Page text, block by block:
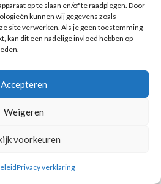
op te slaan en/of te raadplegen. Door
kunnen wij gegevens zoals
site verwerken. Als je geen toestemming
kan dit een nadelige invloed hebben op
Accepteren
Weigeren
voorkeuren
Privacy verklaring